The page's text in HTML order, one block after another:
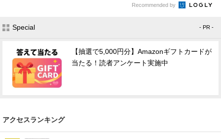
Recommended by
Special - PR -
【抽選で5,000円分】Amazonギフトカードが
当たる！読者アンケート実施中
アクセスランキング